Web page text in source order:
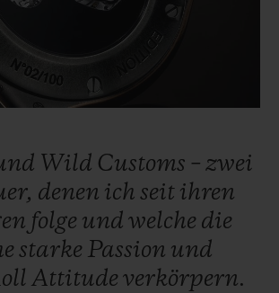
Wild Customs – zwei
denen ich seit ihren
folge und welche die
starke Passion und
Attitude verkörpern.